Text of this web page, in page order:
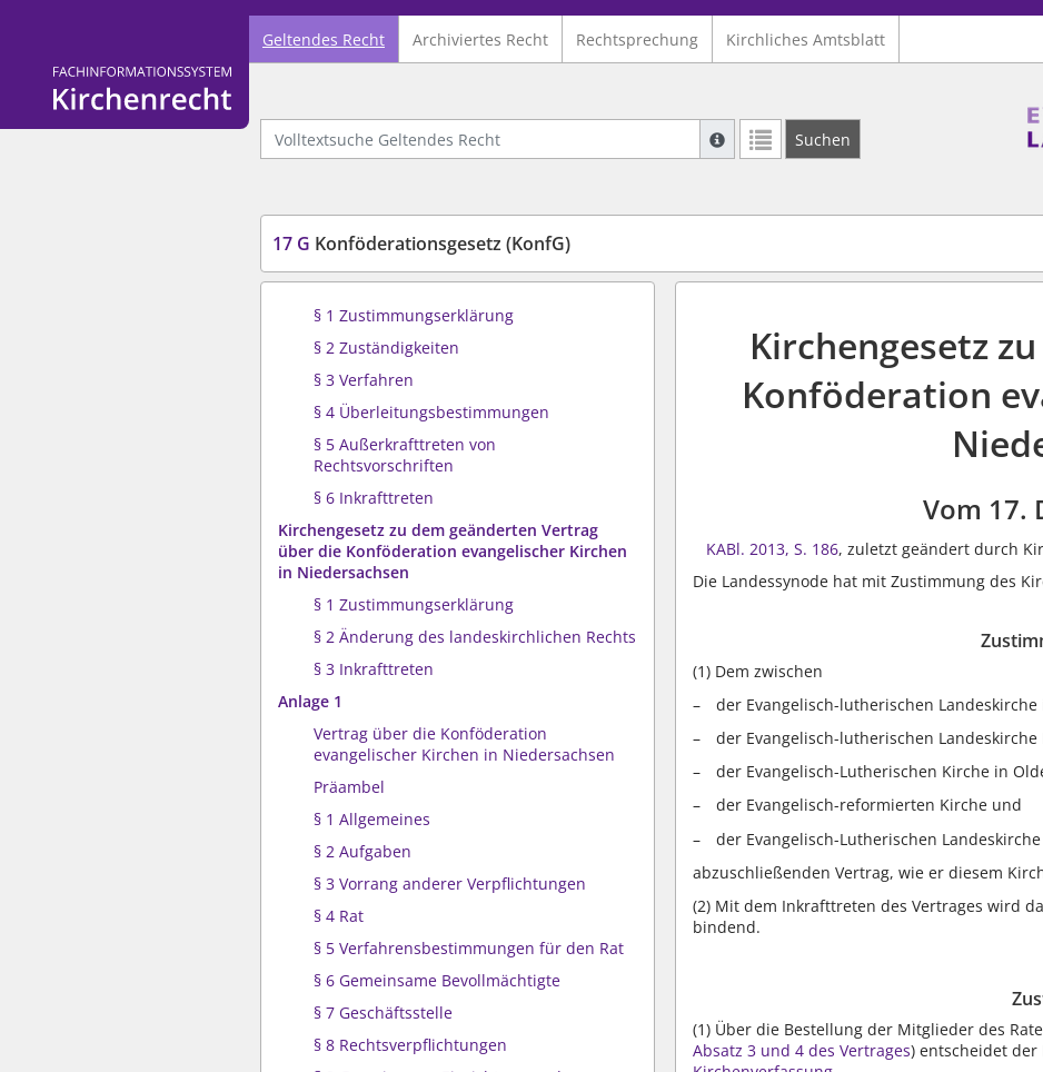
Logo Fachinformationssystem Kirchenrecht
Geltendes Recht Archiviertes Recht Rechtsprechung Kirchliches Amtsblatt
Volltextsuche Geltendes Recht
Suche mit Platzhalter "*", Bsp. Pfarrer*,
Suchen
17 G Konföderationsgesetz (KonfG)
§ 1 Zustimmungserklärung
§ 2 Zuständigkeiten
§ 3 Verfahren
§ 4 Überleitungsbestimmungen
§ 5 Außerkrafttreten von
Rechtsvorschriften
§ 6 Inkrafttreten
Kirchengesetz zu dem geänderten Vertrag
über die Konföderation evangelischer Kirchen
in Niedersachsen
§ 1 Zustimmungserklärung
§ 2 Änderung des landeskirchlichen Rechts
§ 3 Inkrafttreten
Anlage 1
Vertrag über die Konföderation
evangelischer Kirchen in Niedersachsen
Präambel
§ 1 Allgemeines
§ 2 Aufgaben
§ 3 Vorrang anderer Verpflichtungen
§ 4 Rat
§ 5 Verfahrensbestimmungen für den Rat
§ 6 Gemeinsame Bevollmächtigte
§ 7 Geschäftsstelle
§ 8 Rechtsverpflichtungen
Kirchengesetz
Konföderation
Vom 17.
KABl. 2013, S. 186, zuletzt geändert durch
Die Landessynode hat mit Zustimmung des
(1) Dem zwischen
der Evangelisch-lutherischen
der Evangelisch-lutherischen Landeskirche
der Evangelisch-Lutherischen Kirche in
der Evangelisch-reformierten Kirche und
der Evangelisch-Lutherischen
abzuschließenden Vertrag, wie er diesem
(2) Mit dem Inkrafttreten des Vertrages wird
bindend.
(1) Über die Bestellung der Mitglieder des
Absatz 3 und 4 des Vertrages) entscheidet